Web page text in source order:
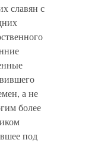
славян с
а не
более
под